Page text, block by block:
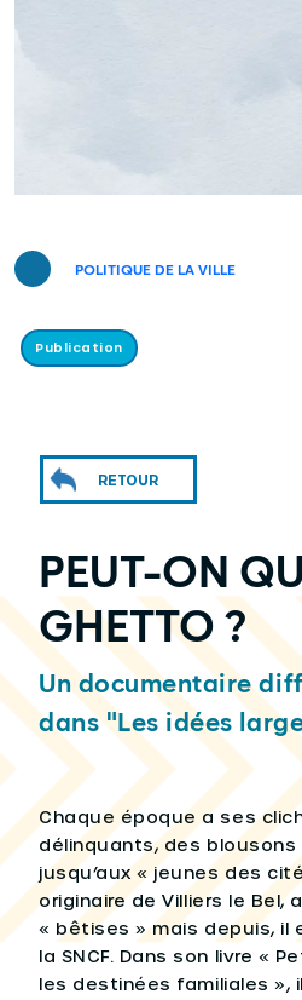
POLITIQUE DE LA VILLE
Publication
RETOUR
PEUT-ON
GHETTO ?
Un documentaire
dans "Les idées
Chaque époque a ses
délinquants, des blousons
jusqu’aux « jeunes des
originaire de Villiers le Bel,
« bêtises » mais depuis, il
la SNCF. Dans son livre «
les destinées familiales »,